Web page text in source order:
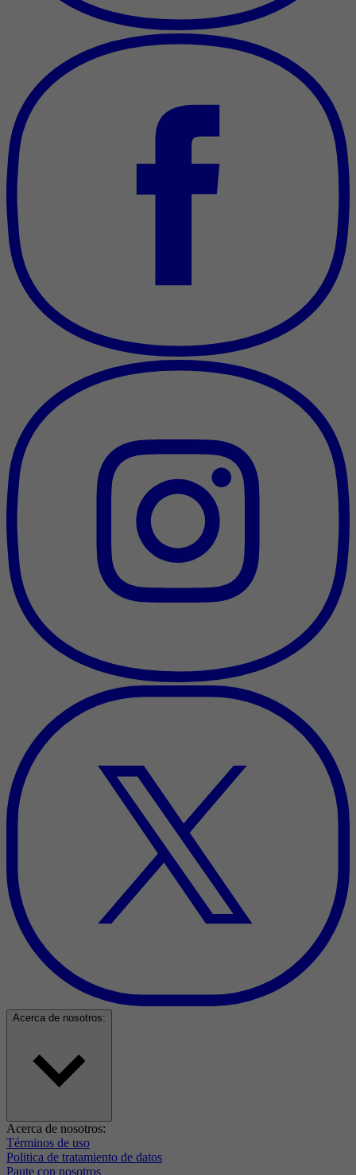
Acerca de nosotros:
Acerca de nosotros:
Términos de uso
Politica de tratamiento de datos
Paute con nosotros